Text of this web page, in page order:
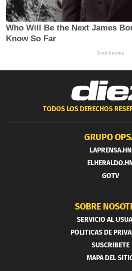
TODOS LOS DERECHOS
GRUPO
LAPRENSA.HN
GOTV
SOBRE
SERVICIO AL
POLITICAS DE
SUSCRIBETE
MAPA DEL